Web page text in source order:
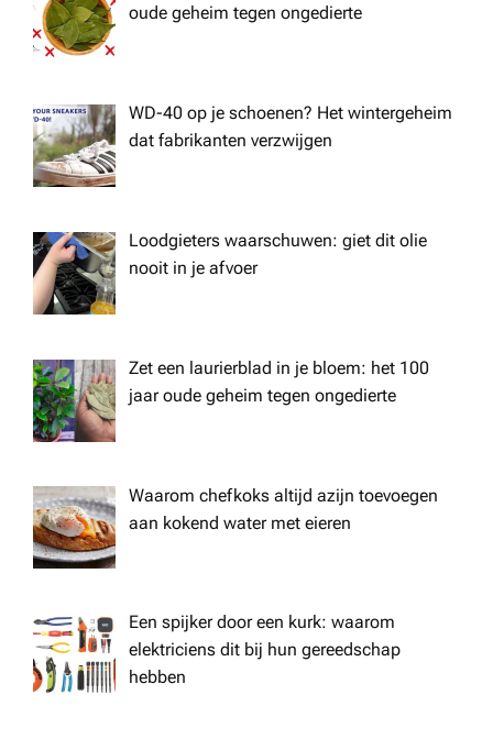
oude geheim tegen ongedierte
WD-40 op je schoenen? Het wintergeheim
dat fabrikanten verzwijgen
Loodgieters waarschuwen: giet dit olie
nooit in je afvoer
Zet een laurierblad in je bloem: het 100
jaar oude geheim tegen ongedierte
Waarom chefkoks altijd azijn toevoegen
aan kokend water met eieren
Een spijker door een kurk: waarom
elektriciens dit bij hun gereedschap
hebben